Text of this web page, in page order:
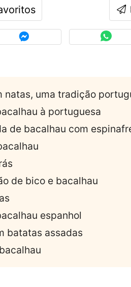
natas, uma tradição
à portuguesa
de bacalhau com
de bico e bacalhau
espanhol
batatas assadas